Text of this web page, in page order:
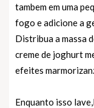
tambem em uma
fogo e adicione a
Distribua a massa
creme de joghurt
efeites
Enquanto isso